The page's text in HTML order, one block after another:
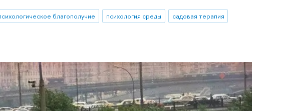
благополучие психология среды
садовая терапия